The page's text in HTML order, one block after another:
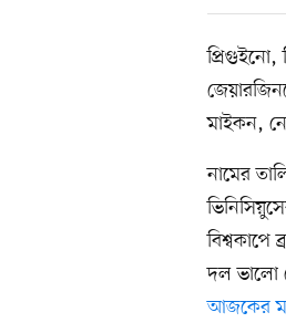
মাইকন,
নামের
দল ভালো
আজকের